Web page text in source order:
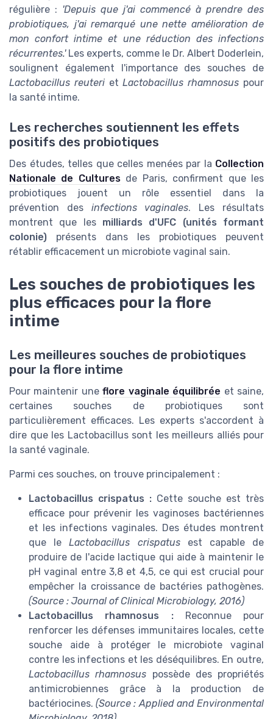
régulière : 'Depuis que j'ai commencé à prendre des
probiotiques, j'ai remarqué une nette amélioration de
mon confort intime et une réduction des infections
récurrentes.'Les experts, comme le Dr. Albert Doderlein,
soulignent également l'importance des souches de
Lactobacillus reuterietLactobacillus rhamnosus pour
la santé intime.
Les recherches soutiennent les effets
positifs des probiotiques
Des études, telles que celles menées par la Collection
Nationale de Culturesde Paris, confirment que les
probiotiques jouent un rôle essentiel dans la
prévention des infections vaginales. Les résultats
montrent que les milliards d'UFC (unités formant
colonie) présents dans les probiotiques peuvent
rétablir efficacement un microbiote vaginal sain.
Les souches de probiotiques les
plus efficaces pour la flore
intime
Les meilleures souches de probiotiques
pour la flore intime
Pour maintenir uneflore vaginale équilibrée et saine,
certaines souches de probiotiques sont
particulièrement efficaces. Les experts s'accordent à
dire que les Lactobacillus sont les meilleurs alliés pour
la santé vaginale.
Parmi ces souches, on trouve principalement :
Lactobacillus crispatus : Cette souche est très
efficace pour prévenir les vaginoses bactériennes
et les infections vaginales. Des études montrent
que leLactobacillus crispatusest capable de
produire de l'acide lactique qui aide à maintenir le
pH vaginal entre 3,8 et 4,5, ce qui est crucial pour
empêcher la croissance de bactéries pathogènes.
(Source : Journal of Clinical Microbiology, 2016)
Lactobacillus rhamnosus :Reconnue pour
renforcer les défenses immunitaires locales, cette
souche aide à protéger le microbiote vaginal
contre les infections et les déséquilibres. En outre,
Lactobacillus rhamnosus possède des propriétés
antimicrobiennes grâce à la production de
bactériocines.(Source : Applied and Environmental